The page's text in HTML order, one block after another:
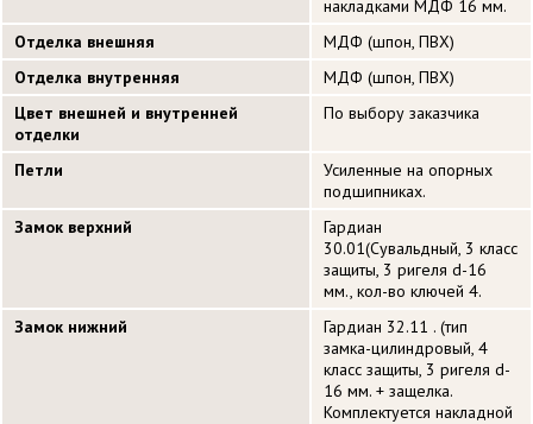
накладками МДФ 16 мм.
Отделка внешняя
МДФ (шпон, ПВХ)
Отделка внутренняя
МДФ (шпон, ПВХ)
Цвет внешней и внутренней
отделки
По выбору заказчика
Петли
Усиленные на опорных
подшипниках.
Замок верхний
Гардиан
30.01(Сувальдный, 3 класс
защиты, 3 ригеля d-16
мм., кол-во ключей 4.
Замок нижний
Гардиан 32.11 . (тип
замка-цилиндровый, 4
класс защиты, 3 ригеля d-
16 мм. + защелка.
Комплектуется накладной